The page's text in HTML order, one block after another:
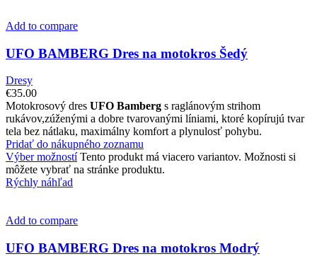
Add to compare
UFO BAMBERG Dres na motokros Šedý
Dresy
€35.00
Motokrosový dres UFO Bamberg s raglánovým strihom
rukávov,zúženými a dobre tvarovanými líniami, ktoré kopírujú tvar
tela bez nátlaku, maximálny komfort a plynulosť pohybu.
Pridať do nákupného zoznamu
Výber možností Tento produkt má viacero variantov. Možnosti si
môžete vybrať na stránke produktu.
Rýchly náhľad
Add to compare
UFO BAMBERG Dres na motokros Modrý